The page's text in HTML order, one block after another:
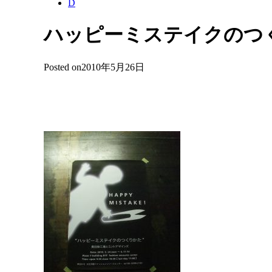
D
ハッピーミステイクのつ
Posted on2010年5月26日